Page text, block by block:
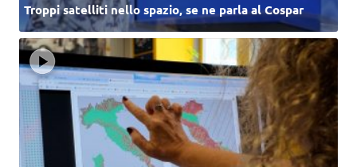
Troppi satelliti nello spazio, se ne parla al Cospar